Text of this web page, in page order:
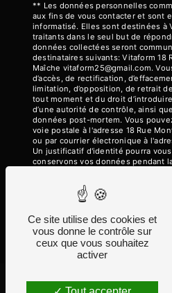
** Les données personnelles
aux fins de vous contacter et sont
informatisé. Elles sont destinées à
traitants dans le seul but de
données collectées seront
destinataires suivants: Vitaform 18
Maîche vitaform25@gmail.com.
d’accès, de rectification,
limitation, d’opposition, de retrait
tout moment et du droit
d’une autorité de contrôle, ainsi
données post-mortem. Vous
voie postale à l'adresse 18 Rue
ou par courrier électronique à
Un justificatif d'identité pourra
conservons vos données pendant
contact puis pendant la durée de
probatoires et de gestion des
de vous inscrire sur la liste
téléphonique, disponible à cette
Consultez le site cnil.fr pour plus
Ce site utilise des cookies et
vous donne le contrôle sur
ceux que vous souhaitez
activer